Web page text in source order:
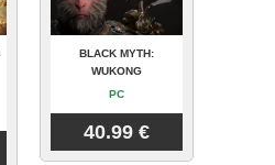
BLACK MYTH:
WUKONG
PC
40.99 €